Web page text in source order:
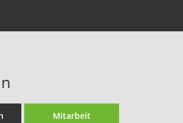
Mitarbeit